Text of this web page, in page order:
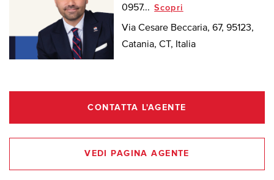
0957... Scopri
Via Cesare Beccaria, 67, 95123,
Catania, CT, Italia
CONTATTA L'AGENTE
VEDI PAGINA AGENTE